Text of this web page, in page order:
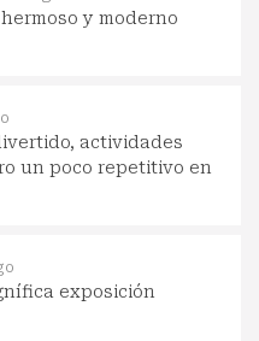
y moderno
actividades
un poco repetitivo en
exposición